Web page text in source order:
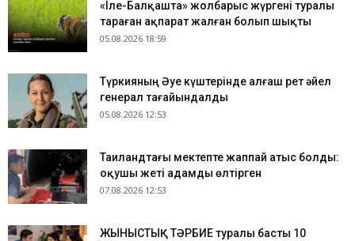
«Іле-Балқашта» жолбарыс жүргені туралы
тараған ақпарат жалған болып шықты
05.08.2026 18:59
Түркияның Әуе күштерінде алғаш рет әйел
генерал тағайындалды
05.08.2026 12:53
Таиландтағы мектепте жаппай атыс болды:
оқушы жеті адамды өлтірген
07.08.2026 12:53
ЖЫНЫСТЫҚ ТӘРБИЕ туралы басты 10